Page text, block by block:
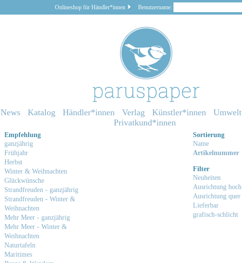
Onlineshop für Händler*innen Benutzername:
News Katalog Händler*innen Verlag Künstler*innen Umwelt
Privatkund*innen
Empfehlung
ganzjährig
Frühjahr
Herbst
Winter & Weihnachten
Glückwünsche
Strandfreuden - ganzjährig
Strandfreuden - Winter &
Weihnachten
Mehr Meer - ganzjährig
Mehr Meer - Winter &
Weihnachten
Naturtafeln
Maritimes
Sortierung
Name
Artikelnummer
Filter
Neuheiten
Ausrichtung hoch
Ausrichtung quer
Lieferbar
grafisch-schlicht